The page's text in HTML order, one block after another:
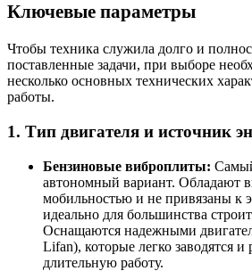
Ключевые параметры
Чтобы техника служила долго и
поставленные задачи, при выборе
несколько основных технических
работы.
1. Тип двигателя и источник
Бензиновые виброплиты:
автономный вариант. Обладают
мобильностью и не привязаны к
идеально для большинства
Оснащаются надежными
Lifan), которые легко заводятся и
длительную работу.